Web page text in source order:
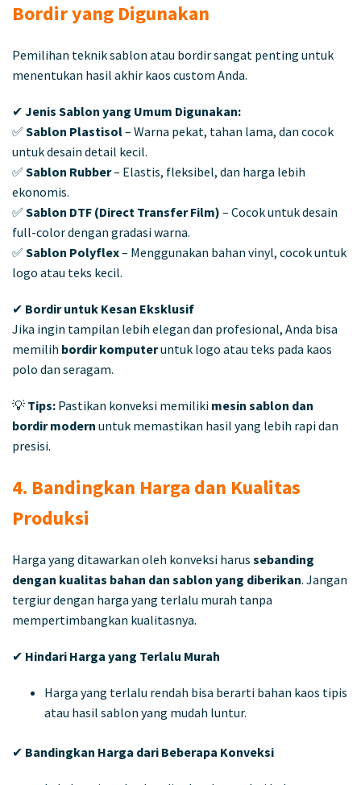
Bordir yang Digunakan
Pemilihan teknik sablon atau bordir sangat penting untuk
menentukan hasil akhir kaos custom Anda.
✔ Jenis Sablon yang Umum Digunakan:
✅ Sablon Plastisol– Warna pekat, tahan lama, dan cocok
untuk desain detail kecil.
✅ Sablon Rubber– Elastis, fleksibel, dan harga lebih
ekonomis.
✅ Sablon DTF (Direct Transfer Film) – Cocok untuk desain
full-color dengan gradasi warna.
✅ Sablon Polyflex– Menggunakan bahan vinyl, cocok untuk
logo atau teks kecil.
✔ Bordir untuk Kesan Eksklusif
Jika ingin tampilan lebih elegan dan profesional, Anda bisa
memilih bordir komputeruntuk logo atau teks pada kaos
polo dan seragam.
💡 Tips: Pastikan konveksi memiliki mesin sablon dan
bordir modern untuk memastikan hasil yang lebih rapi dan
presisi.
4. Bandingkan Harga dan Kualitas
Produksi
Harga yang ditawarkan oleh konveksi harus sebanding
dengan kualitas bahan dan sablon yang diberikan. Jangan
tergiur dengan harga yang terlalu murah tanpa
mempertimbangkan kualitasnya.
✔ Hindari Harga yang Terlalu Murah
Harga yang terlalu rendah bisa berarti bahan kaos tipis
atau hasil sablon yang mudah luntur.
✔ Bandingkan Harga dari Beberapa Konveksi